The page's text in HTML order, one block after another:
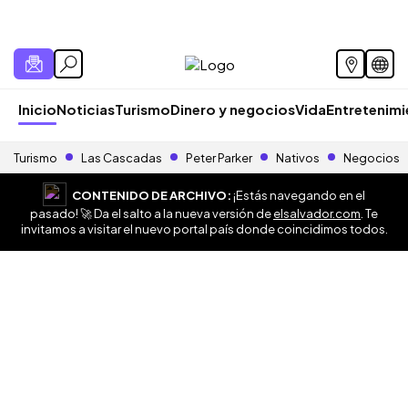
InicioNoticiasTurismoDinero y negociosVida
Turismo Las Cascadas Peter Parker Nativos Negocios
CONTENIDO DE ARCHIVO:¡Estás navegando en el
pasado! 🚀 Da el salto a la nueva versión deelsalvador.com . Te
invitamos a visitar el nuevo portal país donde coincidimos todos.